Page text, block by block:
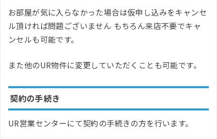
お部屋が気に入らなかった場合は仮申し込みをキャンセ
ル頂ければ問題ございません もちろん来店不要でキャ
ンセルも可能です。
また他のUR物件に変更していただくことも可能です。
契約の手続き
UR営業センターにて契約の手続きの方を行います。